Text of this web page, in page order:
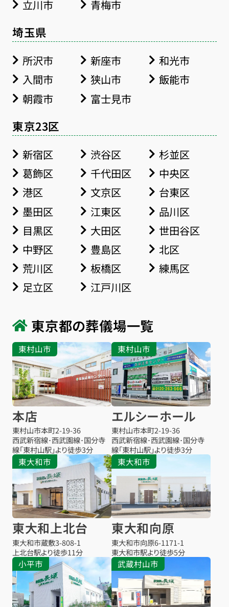
立川市 青梅市
埼玉県
所沢市 新座市
和光市
入間市
狭山市
飯能市
朝霞市
富士見市
東京23区
新宿区 渋谷区
杉並区
葛飾区
千代田区
中央区
港区
文京区
台東区
墨田区
江東区
品川区
目黒区
大田区
世田谷区
中野区
豊島区
北区
荒川区
板橋区
練馬区
足立区
江戸川区
東京都の葬儀場一覧
東村山市
本店
東村山市本町2-19-36
西武新宿線･西武園線･国分寺
線「東村山駅」より徒歩3分
東村山市
エルシーホール
東村山市本町2-19-36
西武新宿線･西武園線･国分寺
線「東村山駅」より徒歩3分
東大和市
東大和上北台
東大和市蔵敷3-808-1
上北台駅より徒歩11分
東大和市
東大和向原
東大和市向原6-1171-1
東大和市駅より徒歩5分
小平市 武蔵村山市